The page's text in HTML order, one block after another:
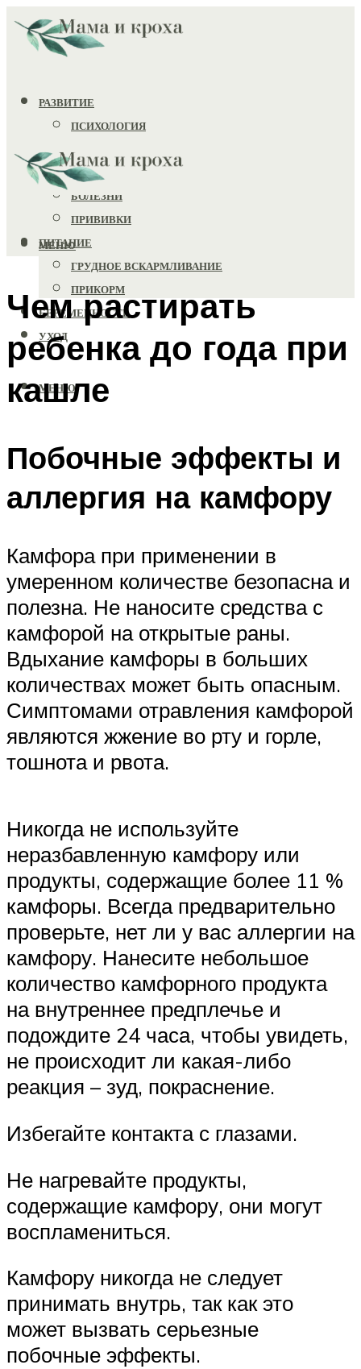
РАЗВИТИЕ
ПСИХОЛОГИЯ
ИГРУШКИ
ЗДОРОВЬЕ
БОЛЕЗНИ
ПРИВИВКИ
ПИТАНИЕ
ГРУДНОЕ ВСКАРМЛИВАНИЕ
ПРИКОРМ
БЕРЕМЕННОСТЬ
УХОД
МЕНЮ
МЕНЮ
Чем растирать
ребенка до года при
кашле
Побочные эффекты и
аллергия на камфору
Камфора при применении в
умеренном количестве безопасна и
полезна. Не наносите средства с
камфорой на открытые раны.
Вдыхание камфоры в больших
количествах может быть опасным.
Симптомами отравления камфорой
являются жжение во рту и горле,
тошнота и рвота.
Никогда не используйте
неразбавленную камфору или
продукты, содержащие более 11 %
камфоры. Всегда предварительно
проверьте, нет ли у вас аллергии на
камфору. Нанесите небольшое
количество камфорного продукта
на внутреннее предплечье и
подождите 24 часа, чтобы увидеть,
не происходит ли какая-либо
реакция – зуд, покраснение.
Избегайте контакта с глазами.
Не нагревайте продукты,
содержащие камфору, они могут
воспламениться.
Камфору никогда не следует
принимать внутрь, так как это
может вызвать серьезные
побочные эффекты.